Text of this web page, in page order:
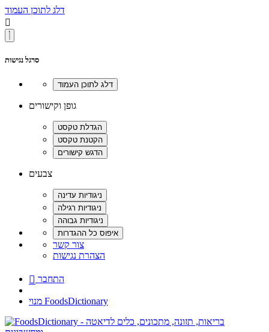
דלג לתוכן העמוד

סרגל נגישות
גופן וקישורים
צבעים
צור קשר
הצהרת נגישות
 התחבר
מנוי FoodsDictionary